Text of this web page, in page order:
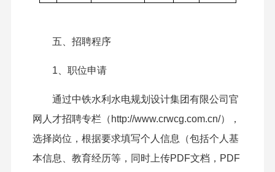
五、招聘程序
1、职位申请
通过中铁水利水电规划设计集团有限公司官
网人才招聘专栏（http://www.crwcg.com.cn/），
选择岗位，根据要求填写个人信息（包括个人基
本信息、教育经历等，同时上传PDF文档，PDF